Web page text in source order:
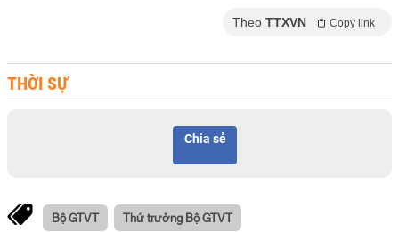
Theo TTXVN Copy link
THỜI SỰ
Chia sẻ
Bộ GTVT Thứ trưởng Bộ GTVT